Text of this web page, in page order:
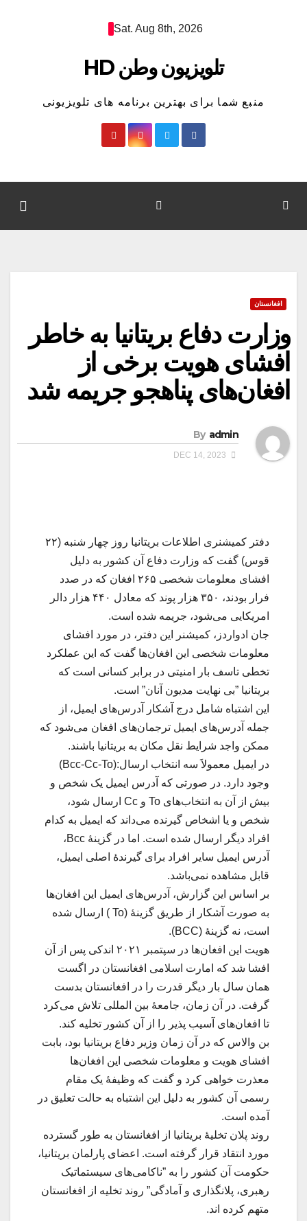
Sat. Aug 8th, 2026
تلویزیون وطن HD
منبع شما برای بهترین برنامه های تلویزیونی
افغانستان
وزارت دفاع بریتانیا به خاطر
افشای هویت برخی از
افغان‌های پناهجو جریمه شد
By admin
دفتر کمیشنری اطلاعات بریتانیا روز چهار شنبه (۲۲
قوس) گفت که وزارت دفاع آن کشور به دلیل
افشای معلومات شخصی ۲۶۵ افغان که در صدد
فرار بودند،‌ ۳۵۰ هزار پوند که معادل ۴۴۰ هزار دالر
امریکایی می‌شود، جریمه شده است.
جان ادواردز، کمیشنر این دفتر، در مورد افشای
معلومات شخصی این افغان‌ها گفت که این عملکرد
تخطی تاسف بار امنیتی در برابر کسانی است که
بریتانیا ”بی نهایت مدیون آنان” است.
این اشتباه شامل درج آشکار آدرس‌های ایمیل، از
جمله آدرس‌های ایمیل ترجمان‌های افغان می‌شود که
ممکن واجد شرایط نقل مکان به بریتانیا باشند.
در ایمیل معمولاَ سه انتخاب ارسال:(Bcc-Cc-To)
وجود دارد. در صورتی که آدرس ایمیل یک شخص و
بیش از آن به انتخاب‌های To و Cc ارسال شود،
شخص و یا اشخاص گیرنده می‌داند که ایمیل به کدام
افراد دیگر ارسال شده است. اما در گزینهٔ Bcc،
آدرس ایمیل سایر افراد برای گیرندهٔ اصلی ایمیل،
قابل مشاهده نمی‌باشد.
بر اساس این گزارش، آدرس‌های ایمیل این افغان‌ها
به صورت آشکار از طریق گزینهٔ (To ) ارسال شده
است، نه گزینهٔ (BCC).
هویت‌ این افغان‌ها در سپتمبر ۲۰۲۱ اندکی پس از آن
افشا شد که امارت اسلامی افغانستان در اگست
همان سال بار دیگر قدرت را در افغانستان بدست
گرفت. در آن زمان، جامعهٔ بین المللی تلاش می‌کرد
تا افغان‌های آسیب پذیر را از آن کشور تخلیه کند.
بن والاس که در آن زمان وزیر دفاع بریتانیا بود، بابت
افشای هویت و معلومات شخصی این افغان‌ها
معذرت خواهی کرد و گفت که وظیفهٔ یک مقام
رسمی آن کشور به دلیل این اشتباه به حالت تعلیق در
آمده است.
روند پلان تخلیهٔ بریتانیا از افغانستان به طور گسترده
مورد انتقاد قرار گرفته است. اعضای پارلمان بریتانیا،
حکومت آن کشور را به ”ناکامی‌های سیستماتیک
رهبری،‌ پلانگذاری و آمادگی” روند تخلیه از افغانستان
متهم کرده اند.